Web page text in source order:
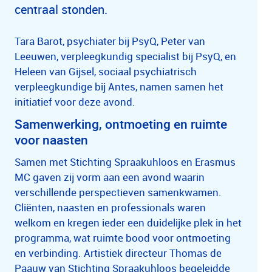
centraal stonden.
Tara Barot, psychiater bij PsyQ, Peter van
Leeuwen, verpleegkundig specialist bij PsyQ, en
Heleen van Gijsel, sociaal psychiatrisch
verpleegkundige bij Antes, namen samen het
initiatief voor deze avond.
Samenwerking, ontmoeting en ruimte
voor naasten
Samen met Stichting Spraakuhloos en Erasmus
MC gaven zij vorm aan een avond waarin
verschillende perspectieven samenkwamen.
Cliënten, naasten en professionals waren
welkom en kregen ieder een duidelijke plek in het
programma, wat ruimte bood voor ontmoeting
en verbinding. Artistiek directeur Thomas de
Paauw van Stichting Spraakuhloos begeleidde